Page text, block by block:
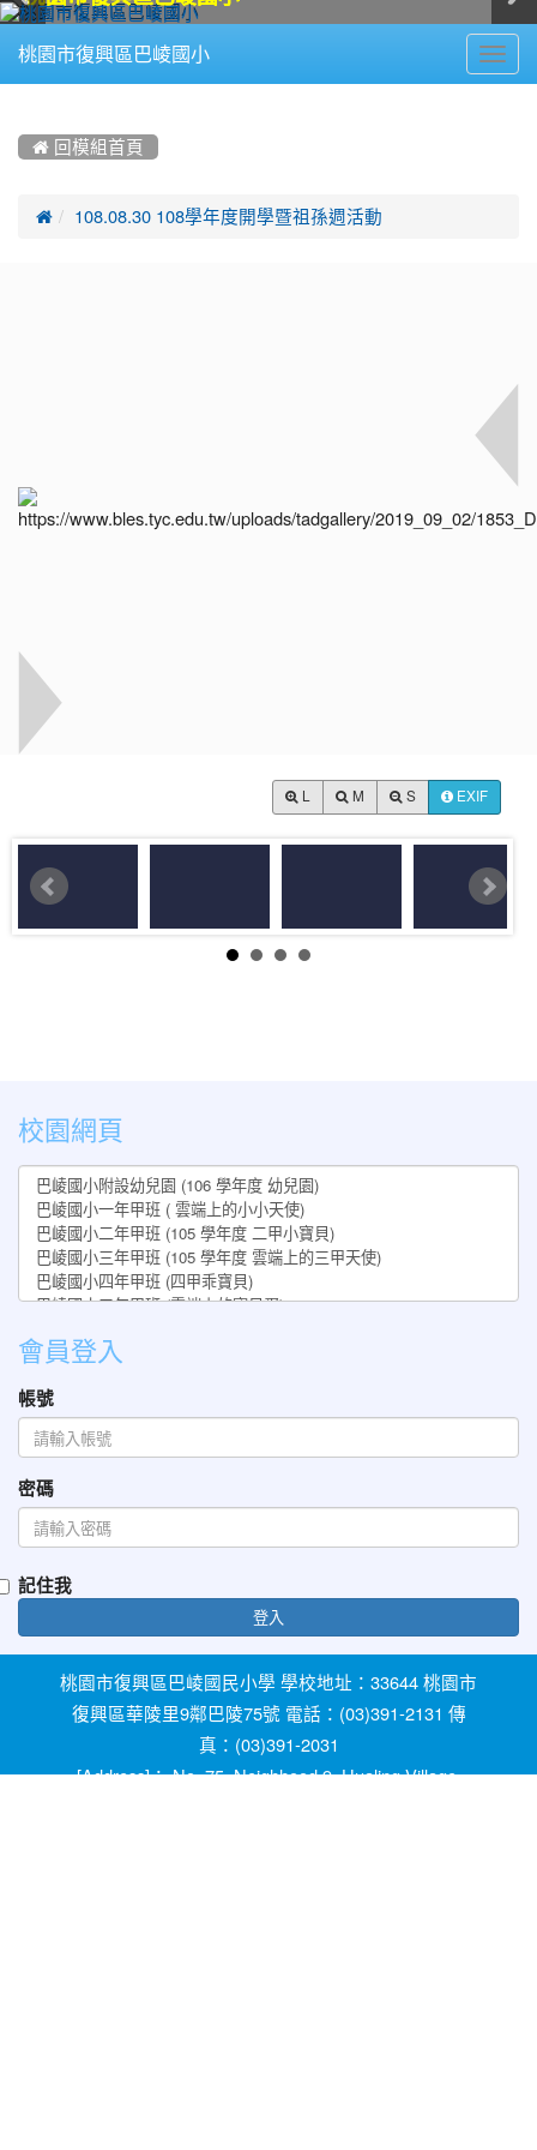
桃園市復興區巴崚國小
 回模組首頁
 108.08.30 108學年度開學暨祖孫週活動
M S EXIF
校園網頁
會員登入
帳號
密碼
記住我
登入
桃園市復興區巴崚國民小學 學校地址：33644 桃園市
復興區華陵里9鄰巴陵75號 電話：(03)391-2131 傳
真：(03)391-2031
[Address]： No. 75, Neighhood 9, Hualing Village,